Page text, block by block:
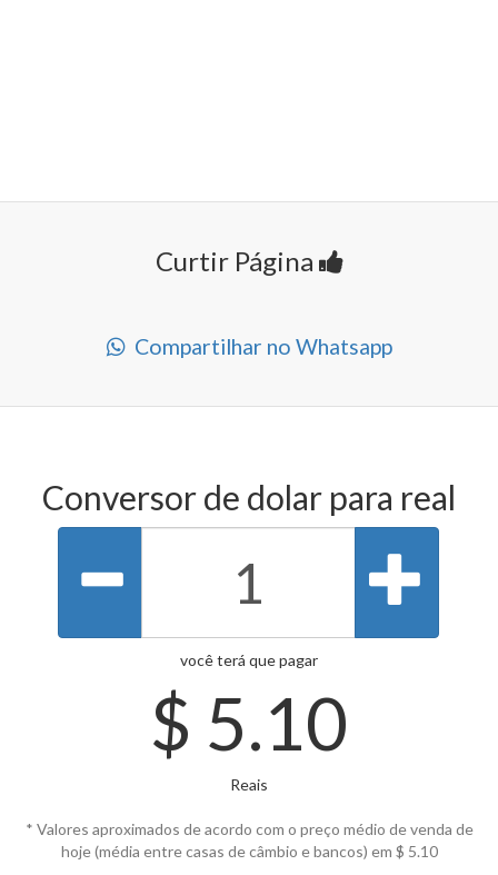
Curtir Página
Compartilhar no Whatsapp
Conversor de dolar para real
você terá que pagar
$ 5.10
Reais
* Valores aproximados de acordo com o preço médio de venda de
hoje (média entre casas de câmbio e bancos) em $ 5.10